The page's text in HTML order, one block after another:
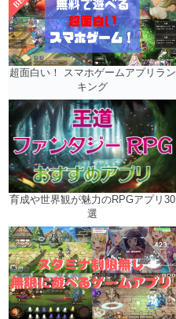
超面白い！ スマホゲームアプリラン
キング
育成や世界観が魅力のRPGアプリ30
選